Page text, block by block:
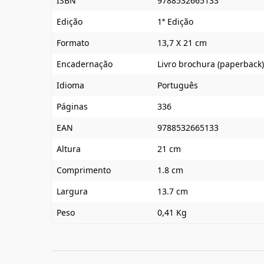
Edição
1ª Edição
Formato
13,7 X 21 cm
Encadernação
Livro brochura (paperback)
Idioma
Português
Páginas
336
EAN
9788532665133
Altura
21 cm
Comprimento
1.8 cm
Largura
13.7 cm
Peso
0,41 Kg